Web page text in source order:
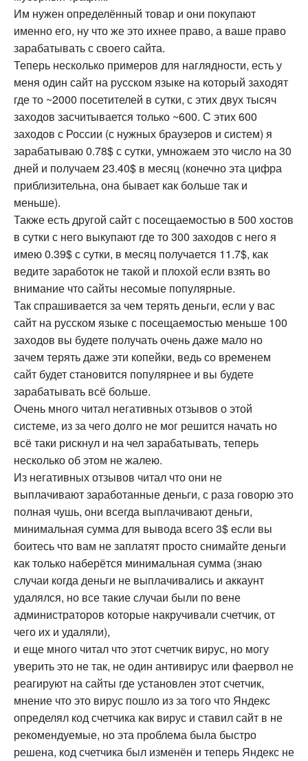
Им нужен определённый товар и они покупают
именно его, ну что же это ихнее право, а ваше право
зарабатывать с своего сайта.
Теперь несколько примеров для наглядности, есть у
меня один сайт на русском языке на который заходят
где то ~2000 посетителей в сутки, с этих двух тысяч
заходов засчитывается только ~600. С этих 600
заходов с России (с нужных браузеров и систем) я
зарабатываю 0.78$ с сутки, умножаем это число на 30
дней и получаем 23.40$ в месяц (конечно эта цифра
приблизительна, она бывает как больше так и
меньше).
Также есть другой сайт с посещаемостью в 500 хостов
в сутки с него выкупают где то 300 заходов с него я
имею 0.39$ с сутки, в месяц получается 11.7$, как
ведите заработок не такой и плохой если взять во
внимание что сайты несомые популярные.
Так спрашивается за чем терять деньги, если у вас
сайт на русском языке с посещаемостью меньше 100
заходов вы будете получать очень даже мало но
зачем терять даже эти копейки, ведь со временем
сайт будет становится популярнее и вы будете
зарабатывать всё больше.
Очень много читал негативных отзывов о этой
системе, из за чего долго не мог решится начать но
всё таки рискнул и на чел зарабатывать, теперь
несколько об этом не жалею.
Из негативных отзывов читал что они не
выплачивают заработанные деньги, с раза говорю это
полная чушь, они всегда выплачивают деньги,
минимальная сумма для вывода всего 3$ если вы
боитесь что вам не заплатят просто снимайте деньги
как только наберётся минимальная сумма (знаю
случаи когда деньги не выплачивались и аккаунт
удалялся, но все такие случаи были по вене
администраторов которые накручивали счетчик, от
чего их и удаляли),
и еще много читал что этот счетчик вирус, но могу
уверить это не так, не один антивирус или фаервол не
реагируют на сайты где установлен этот счетчик,
мнение что это вирус пошло из за того что Яндекс
определял код счетчика как вирус и ставил сайт в не
рекомендуемые, но эта проблема была быстро
решена, код счетчика был изменён и теперь Яндекс не